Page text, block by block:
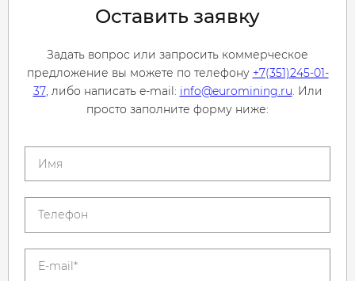
Оставить заявку
Задать вопрос или запросить коммерческое
предложение вы можете по телефону +7(351)245-01-
37, либо написать e-mail: info@euromining.ru. Или
просто заполните форму ниже: